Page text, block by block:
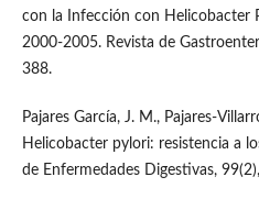
con la Infección con Helicobacter
2000-2005. Revista de
388.
Pajares García, J. M., Pajares-
Helicobacter pylori: resistencia a
de Enfermedades Digestivas,